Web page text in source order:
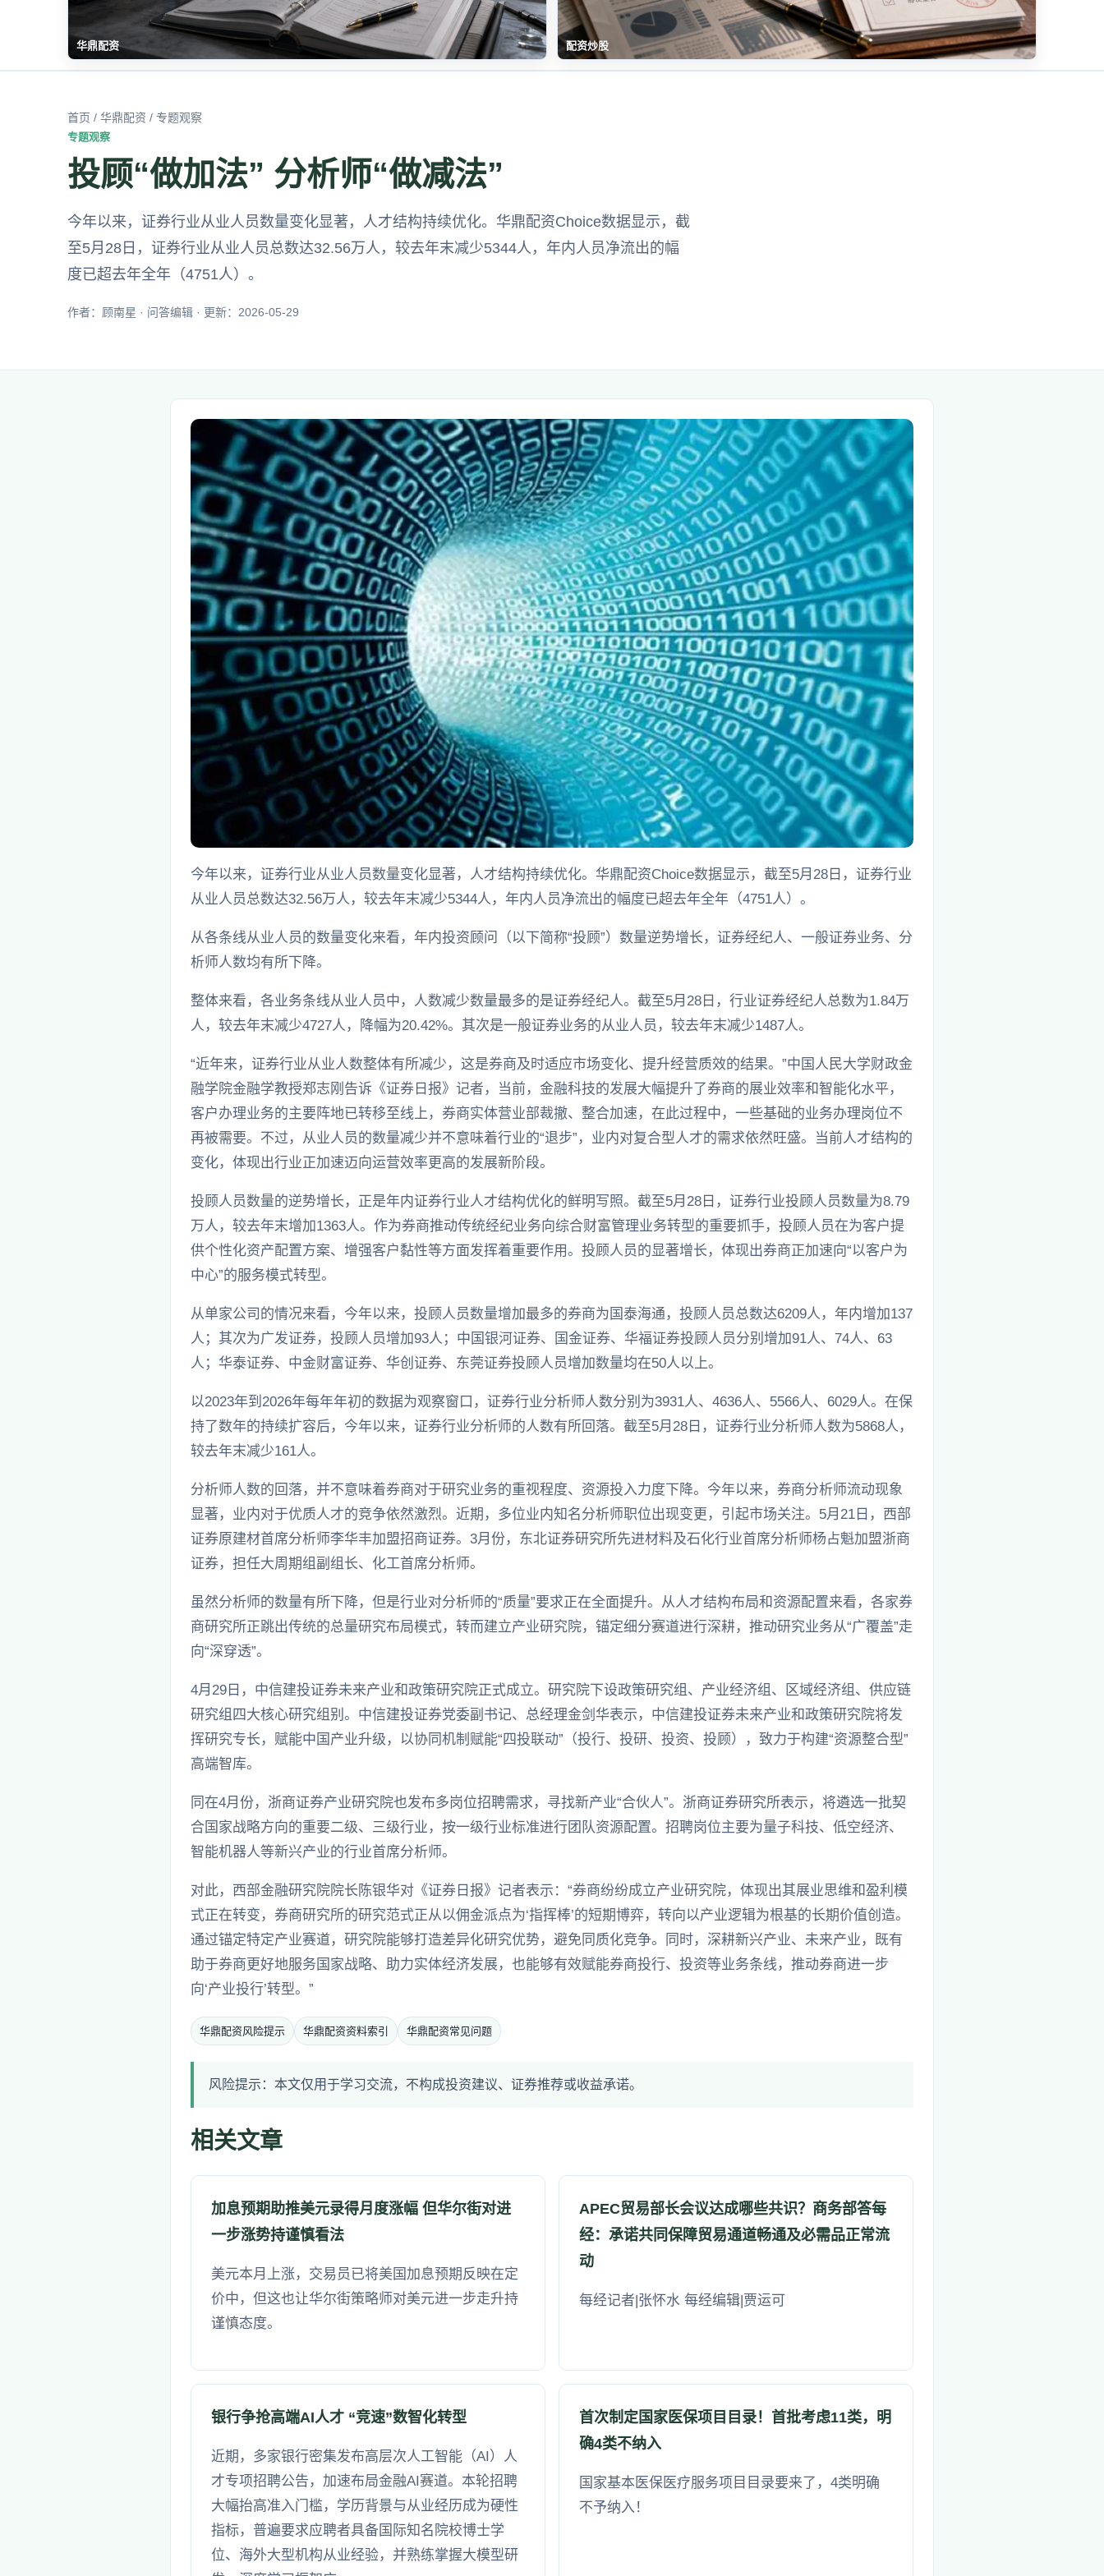
华鼎配资 配资炒股
首页 / 华鼎配资 / 专题观察
专题观察
投顾“做加法” 分析师“做减法”
今年以来，证券行业从业人员数量变化显著，人才结构持续优化。华鼎配资Choice数据显示，截
至5月28日，证券行业从业人员总数达32.56万人，较去年末减少5344人，年内人员净流出的幅
度已超去年全年（4751人）。
作者：顾南星 · 问答编辑 · 更新：2026-05-29
今年以来，证券行业从业人员数量变化显著，人才结构持续优化。华鼎配资Choice数据显示，截至5月28日，证券行业
从业人员总数达32.56万人，较去年末减少5344人，年内人员净流出的幅度已超去年全年（4751人）。
从各条线从业人员的数量变化来看，年内投资顾问（以下简称“投顾”）数量逆势增长，证券经纪人、一般证券业务、分
析师人数均有所下降。
整体来看，各业务条线从业人员中，人数减少数量最多的是证券经纪人。截至5月28日，行业证券经纪人总数为1.84万
人，较去年末减少4727人，降幅为20.42%。其次是一般证券业务的从业人员，较去年末减少1487人。
“近年来，证券行业从业人数整体有所减少，这是券商及时适应市场变化、提升经营质效的结果。”中国人民大学财政金
融学院金融学教授郑志刚告诉《证券日报》记者，当前，金融科技的发展大幅提升了券商的展业效率和智能化水平，
客户办理业务的主要阵地已转移至线上，券商实体营业部裁撤、整合加速，在此过程中，一些基础的业务办理岗位不
再被需要。不过，从业人员的数量减少并不意味着行业的“退步”，业内对复合型人才的需求依然旺盛。当前人才结构的
变化，体现出行业正加速迈向运营效率更高的发展新阶段。
投顾人员数量的逆势增长，正是年内证券行业人才结构优化的鲜明写照。截至5月28日，证券行业投顾人员数量为8.79
万人，较去年末增加1363人。作为券商推动传统经纪业务向综合财富管理业务转型的重要抓手，投顾人员在为客户提
供个性化资产配置方案、增强客户黏性等方面发挥着重要作用。投顾人员的显著增长，体现出券商正加速向“以客户为
中心”的服务模式转型。
从单家公司的情况来看，今年以来，投顾人员数量增加最多的券商为国泰海通，投顾人员总数达6209人，年内增加137
人；其次为广发证券，投顾人员增加93人；中国银河证券、国金证券、华福证券投顾人员分别增加91人、74人、63
人；华泰证券、中金财富证券、华创证券、东莞证券投顾人员增加数量均在50人以上。
以2023年到2026年每年年初的数据为观察窗口，证券行业分析师人数分别为3931人、4636人、5566人、6029人。在保
持了数年的持续扩容后，今年以来，证券行业分析师的人数有所回落。截至5月28日，证券行业分析师人数为5868人，
较去年末减少161人。
分析师人数的回落，并不意味着券商对于研究业务的重视程度、资源投入力度下降。今年以来，券商分析师流动现象
显著，业内对于优质人才的竞争依然激烈。近期，多位业内知名分析师职位出现变更，引起市场关注。5月21日，西部
证券原建材首席分析师李华丰加盟招商证券。3月份，东北证券研究所先进材料及石化行业首席分析师杨占魁加盟浙商
证券，担任大周期组副组长、化工首席分析师。
虽然分析师的数量有所下降，但是行业对分析师的“质量”要求正在全面提升。从人才结构布局和资源配置来看，各家券
商研究所正跳出传统的总量研究布局模式，转而建立产业研究院，锚定细分赛道进行深耕，推动研究业务从“广覆盖”走
向“深穿透”。
4月29日，中信建投证券未来产业和政策研究院正式成立。研究院下设政策研究组、产业经济组、区域经济组、供应链
研究组四大核心研究组别。中信建投证券党委副书记、总经理金剑华表示，中信建投证券未来产业和政策研究院将发
挥研究专长，赋能中国产业升级，以协同机制赋能“四投联动”（投行、投研、投资、投顾），致力于构建“资源整合型”
高端智库。
同在4月份，浙商证券产业研究院也发布多岗位招聘需求，寻找新产业“合伙人”。浙商证券研究所表示，将遴选一批契
合国家战略方向的重要二级、三级行业，按一级行业标准进行团队资源配置。招聘岗位主要为量子科技、低空经济、
智能机器人等新兴产业的行业首席分析师。
对此，西部金融研究院院长陈银华对《证券日报》记者表示：“券商纷纷成立产业研究院，体现出其展业思维和盈利模
式正在转变，券商研究所的研究范式正从以佣金派点为‘指挥棒’的短期博弈，转向以产业逻辑为根基的长期价值创造。
通过锚定特定产业赛道，研究院能够打造差异化研究优势，避免同质化竞争。同时，深耕新兴产业、未来产业，既有
助于券商更好地服务国家战略、助力实体经济发展，也能够有效赋能券商投行、投资等业务条线，推动券商进一步
向‘产业投行’转型。”
华鼎配资风险提示 华鼎配资资料索引 华鼎配资常见问题
风险提示：本文仅用于学习交流，不构成投资建议、证券推荐或收益承诺。
相关文章
加息预期助推美元录得月度涨幅 但华尔街对进
一步涨势持谨慎看法
美元本月上涨，交易员已将美国加息预期反映在定
价中，但这也让华尔街策略师对美元进一步走升持
谨慎态度。
APEC贸易部长会议达成哪些共识？商务部答每
经：承诺共同保障贸易通道畅通及必需品正常流
动
每经记者|张怀水 每经编辑|贾运可
银行争抢高端AI人才 “竞速”数智化转型
近期，多家银行密集发布高层次人工智能（AI）人
才专项招聘公告，加速布局金融AI赛道。本轮招聘
大幅抬高准入门槛，学历背景与从业经历成为硬性
指标，普遍要求应聘者具备国际知名院校博士学
位、海外大型机构从业经验，并熟练掌握大模型研
首次制定国家医保项目目录！首批考虑11类，明
确4类不纳入
国家基本医保医疗服务项目目录要来了，4类明确
不予纳入！